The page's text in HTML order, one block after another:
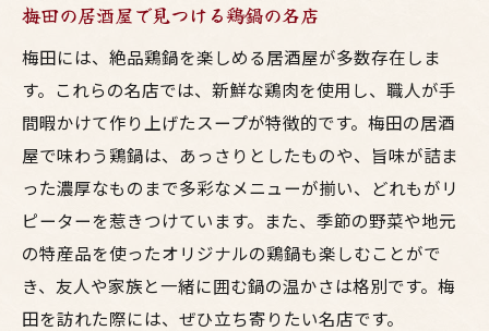
梅田の居酒屋で見つける鶏鍋の名店
梅田には、絶品鶏鍋を楽しめる居酒屋が多数存在しま
す。これらの名店では、新鮮な鶏肉を使用し、職人が手
間暇かけて作り上げたスープが特徴的です。梅田の居酒
屋で味わう鶏鍋は、あっさりとしたものや、旨味が詰ま
った濃厚なものまで多彩なメニューが揃い、どれもがリ
ピーターを惹きつけています。また、季節の野菜や地元
の特産品を使ったオリジナルの鶏鍋も楽しむことがで
き、友人や家族と一緒に囲む鍋の温かさは格別です。梅
田を訪れた際には、ぜひ立ち寄りたい名店です。